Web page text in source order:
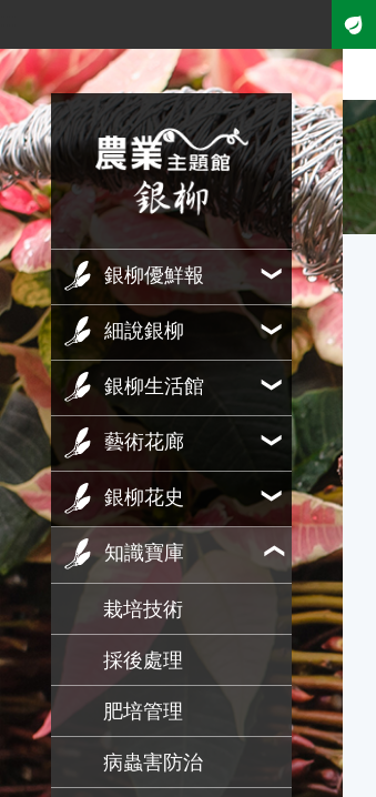
跳到主要內容
農業知識入口網
銀柳優鮮報
細說銀柳
銀柳生活館
藝術花廊
銀柳花史
知識寶庫
栽培技術
採後處理
肥培管理
病蟲害防治